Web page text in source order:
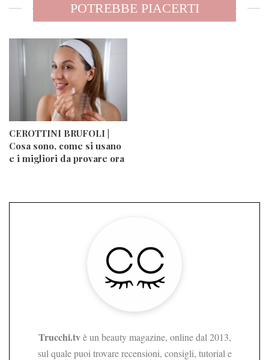
POTREBBE PIACERTI
CEROTTINI BRUFOLI |
Cosa sono, come si usano
e i migliori da provare ora
Trucchi.tvè un beauty magazine, online dal 2013,
sul quale puoi trovare recensioni, consigli, tutorial e